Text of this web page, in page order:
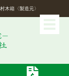
木箱〈製造元〉